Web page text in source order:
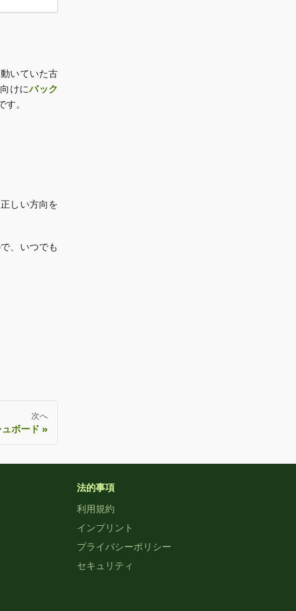
いていた古
けにバック
。
しい方向を
、いつでも
次へ
ボード
法的事項
利用規約
インプリント
プライバシーポリシー
セキュリティ